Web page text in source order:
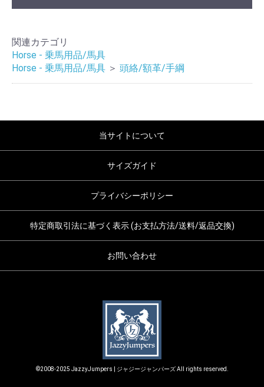
関連カテゴリ
Horse - 乗馬用品/馬具
Horse - 乗馬用品/馬具 ＞ 頭絡/額革/手綱
当サイトについて
サイズガイド
プライバシーポリシー
特定商取引法に基づく表示 (お支払方法/送料/返品交換)
お問い合わせ
©2008-2025 JazzyJumpers | ジャジージャンパーズ All rights reserved.